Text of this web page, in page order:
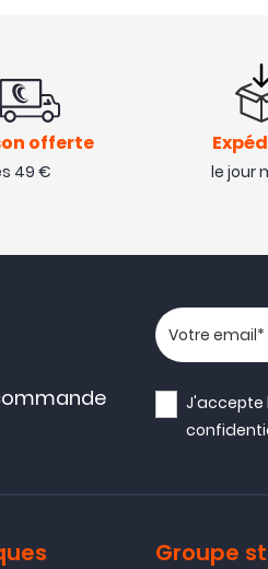
offerte
49 € le jour
Votre
J'accepte
Groupe